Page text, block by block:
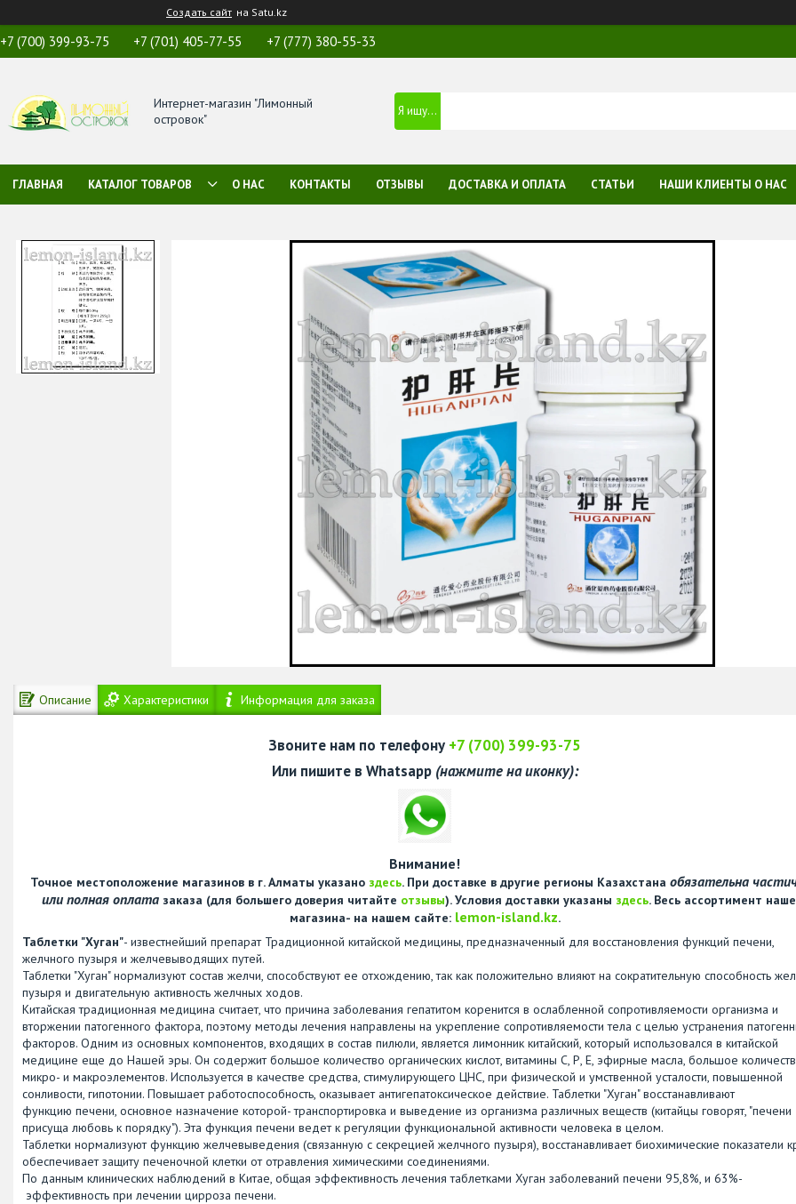
Создать сайт на Satu.kz
+7 (700) 399-93-75 +7 (701) 405-77-55 +7 (777) 380-55-33
Интернет-магазин "Лимонный
островок"
ГЛАВНАЯ КАТАЛОГ ТОВАРОВ О НАС КОНТАКТЫ ОТЗЫВЫ ДОСТАВКА И ОПЛАТА СТАТЬИ НАШИ КЛИЕНТЫ О НАС
Описание Характеристики Информация для заказа
Звоните нам по телефону +7 (700) 399-93-75
Или пишите в Whatsapp (нажмите на иконку):
Внимание!
Точное местоположение магазинов в г. Алматы указано здесь. При доставке в другие регионы Казахстана обязательна
или полная оплатазаказа (для большего доверия читайте отзывы). Условия доставки указаны здесь. Весь ассортимент
магазина- на нашем сайте: lemon-island.kz.
Таблетки "Хуган"- известнейший препарат Традиционной китайской медицины, предназначенный для восстановления функций печени,
желчного пузыря и желчевыводящих путей.
Таблетки "Хуган" нормализуют состав желчи, способствуют ее отхождению, так как положительно влияют на сократительную способность
пузыря и двигательную активность желчных ходов.
Китайская традиционная медицина считает, что причина заболевания гепатитом коренится в ослабленной сопротивляемости организма и
вторжении патогенного фактора, поэтому методы лечения направлены на укрепление сопротивляемости тела с целью устранения
факторов. Одним из основных компонентов, входящих в состав пилюли, является лимонник китайский, который использовался в китайской
медицине еще до Нашей эры. Он содержит большое количество органических кислот, витамины С, Р, Е, эфирные масла, большое
микро- и макроэлементов. Используется в качестве средства, стимулирующего ЦНС, при физической и умственной усталости, повышенной
сонливости, гипотонии. Повышает работоспособность, оказывает антигепатоксическое действие. Таблетки "Хуган" восстанавливают
функцию печени, основное назначение которой- транспортировка и выведение из организма различных веществ (китайцы говорят, "печени
присуща любовь к порядку"). Эта функция печени ведет к регуляции функциональной активности человека в целом.
Таблетки нормализуют функцию желчевыведения (связанную с секрецией желчного пузыря), восстанавливает биохимические показатели
обеспечивает защиту печеночной клетки от отравления химическими соединениями.
По данным клинических наблюдений в Китае, общая эффективность лечения таблетками Хуган заболеваний печени 95,8%, и 63%-
эффективность при лечении цирроза печени.